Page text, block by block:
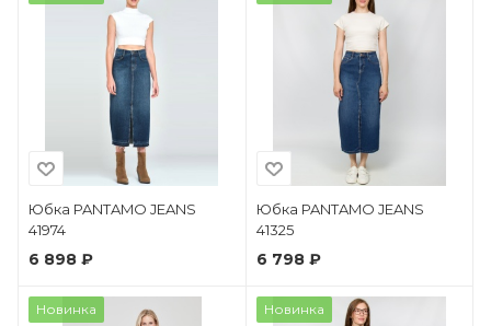
Юбка PANTAMO JEANS
41974
6 898 ₽
Юбка PANTAMO JEANS
41325
6 798 ₽
Новинка Новинка